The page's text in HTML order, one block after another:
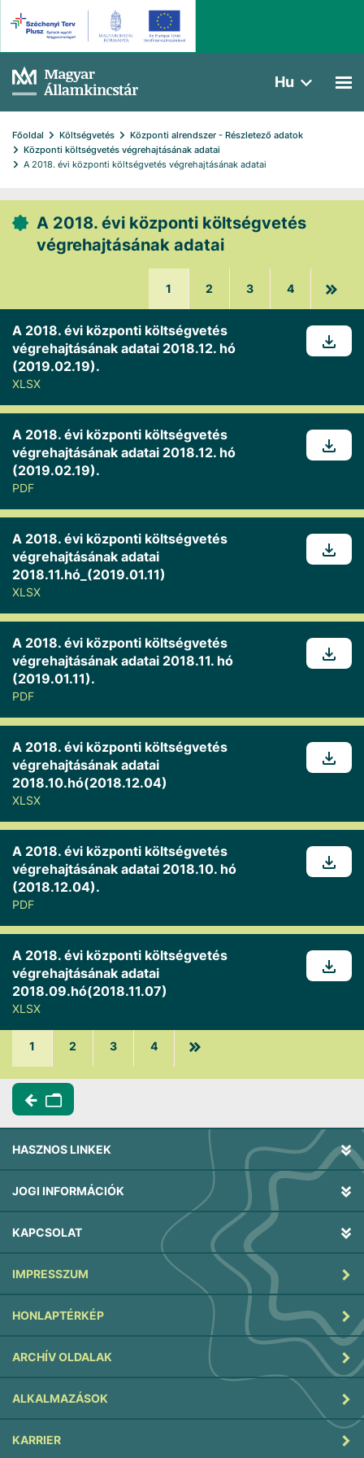
Hu
Főoldal Költségvetés
Központi alrendszer - Részletező adatok
Központi költségvetés végrehajtásának adatai
A 2018. évi központi költségvetés végrehajtásának adatai
A 2018. évi központi költségvetés
végrehajtásának adatai
1 2 3 4
A 2018. évi központi költségvetés
végrehajtásának adatai 2018.12. hó
(2019.02.19).
XLSX
A 2018. évi központi költségvetés
végrehajtásának adatai 2018.12. hó
(2019.02.19).
PDF
A 2018. évi központi költségvetés
végrehajtásának adatai
2018.11.hó_(2019.01.11)
XLSX
A 2018. évi központi költségvetés
végrehajtásának adatai 2018.11. hó
(2019.01.11).
PDF
A 2018. évi központi költségvetés
végrehajtásának adatai
2018.10.hó(2018.12.04)
XLSX
A 2018. évi központi költségvetés
végrehajtásának adatai 2018.10. hó
(2018.12.04).
PDF
A 2018. évi központi költségvetés
végrehajtásának adatai
2018.09.hó(2018.11.07)
XLSX
1 2 3 4
HASZNOS LINKEK
JOGI INFORMÁCIÓK
KAPCSOLAT
IMPRESSZUM
HONLAPTÉRKÉP
ARCHÍV OLDALAK
ALKALMAZÁSOK
KARRIER